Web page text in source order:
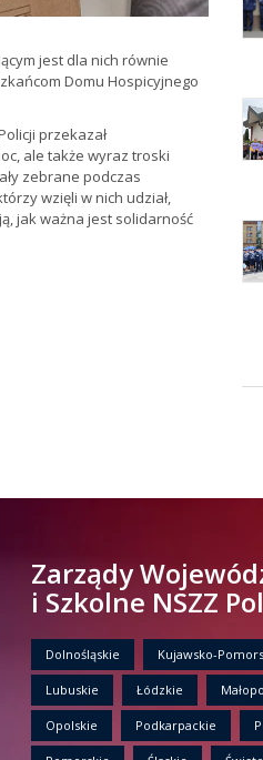
jest dla nich równie
Domu Hospicyjnego
przekazał
ale także wyraz troski
zebrane podczas
wzięli w nich udział,
jak ważna jest solidarność
Zarządy
i Szkolne NSZZ
Dolnośląskie Kujawsko-
Lubuskie Łódzkie
Opolskie Podkarpackie